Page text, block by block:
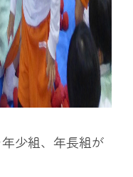
少組、年長組が